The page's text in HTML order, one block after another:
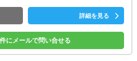
詳細を見る
にメールで問い合せる